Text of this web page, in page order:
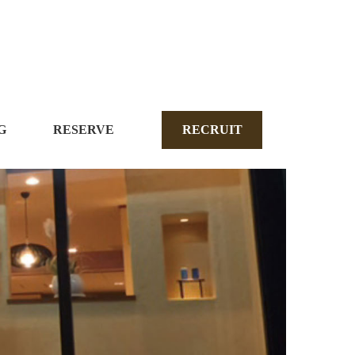
RESERVE RECRUIT